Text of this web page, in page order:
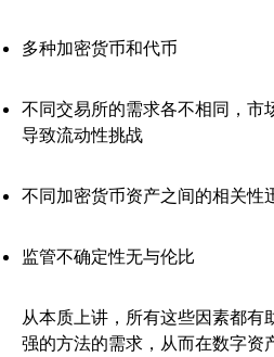
多种加密货币和代币
不同交易所的需求各不相同，市
导致流动性挑战
不同加密货币资产之间的相关性
监管不确定性无与伦比
从本质上讲，所有这些因素都有
强的方法的需求，从而在数字资